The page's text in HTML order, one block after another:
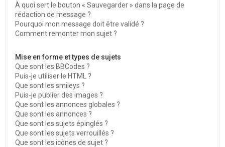
À quoi sert le bouton « Sauvegarder » dans la page de
rédaction de message ?
Pourquoi mon message doit être validé ?
Comment remonter mon sujet ?
Mise en forme et types de sujets
Que sont les BBCodes ?
Puis-je utiliser le HTML ?
Que sont les smileys ?
Puis-je publier des images ?
Que sont les annonces globales ?
Que sont les annonces ?
Que sont les sujets épinglés ?
Que sont les sujets verrouillés ?
Que sont les icônes de sujet ?